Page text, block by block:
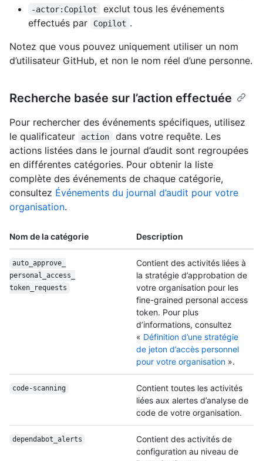
-actor:Copilot
exclut tous les événements
effectués par
Copilot .
Notez que vous pouvez uniquement utiliser un nom
d’utilisateur GitHub, et non le nom réel d’une personne.
Recherche basée sur l’action effectuée
Pour rechercher des événements spécifiques, utilisez
le qualificateur
action
dans votre requête. Les
actions listées dans le journal d’audit sont regroupées
en différentes catégories. Pour obtenir la liste
complète des événements de chaque catégorie,
consultez Événements du journal d’audit pour votre
organisation.
Nom de la catégorie Description
auto_approve_
personal_access_
token_requests
Contient des activités liées à
la stratégie d’approbation de
votre organisation pour les
fine-grained personal access
token. Pour plus
d’informations, consultez
« Définition d’une stratégie
de jeton d’accès personnel
pour votre organisation ».
code-scanning
Contient toutes les activités
liées aux alertes d’analyse de
code de votre organisation.
dependabot_alerts
Contient des activités de
configuration au niveau de